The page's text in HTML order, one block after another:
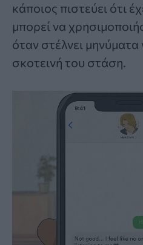
κάποιος πιστεύει ότι
μπορεί να
όταν στέλνει μηνύματα
σκοτεινή του στάση.